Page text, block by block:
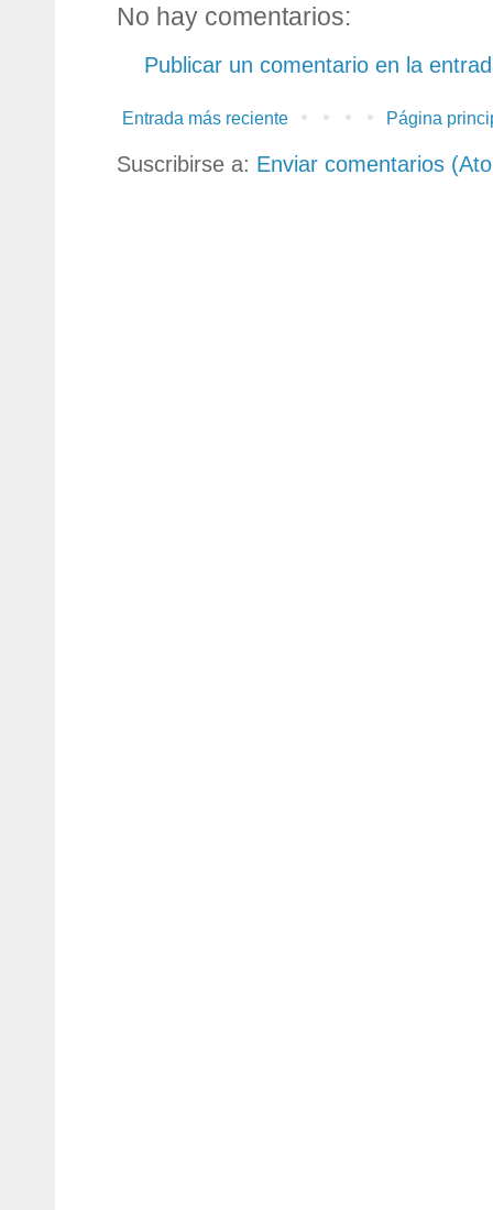
No hay comentarios:
Publicar un comentario en la
Entrada más reciente Página
Suscribirse a: Enviar comentarios